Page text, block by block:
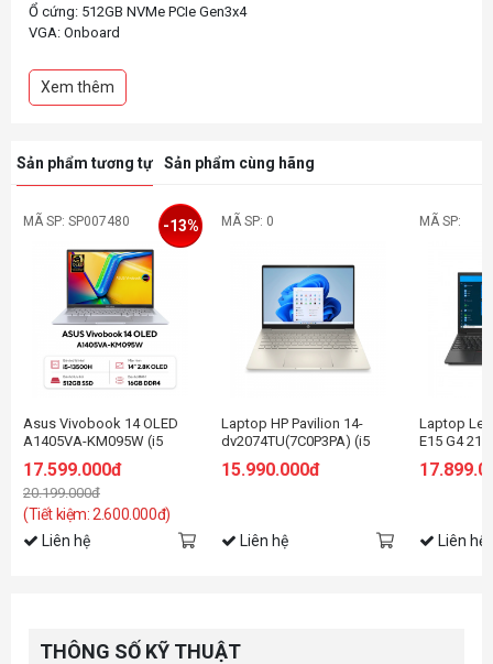
Ổ cứng: 512GB NVMe PCIe Gen3x4
VGA: Onboard
HĐH: Win 10
Xem thêm
Sản phẩm tương tự Sản phẩm cùng hãng
MÃ SP: SP007480
Asus Vivobook 14 OLED
A1405VA-KM095W (i5
SSD/14 2.8K
Oled/Win11/Bạc/Chuột)
17.599.000đ
20.199.000đ
(Tiết kiệm: 2.600.000đ)
-13%
Liên hệ
MÃ SP: 0
Laptop HP Pavilion 14-
dv2074TU(7C0P3PA) (i5
SSD/14 FHD/Win11/Vàng)
15.990.000đ
Liên hệ
MÃ SP:
Laptop
E15 G4
15.6 inch
Liên hệ
THÔNG SỐ KỸ THUẬT